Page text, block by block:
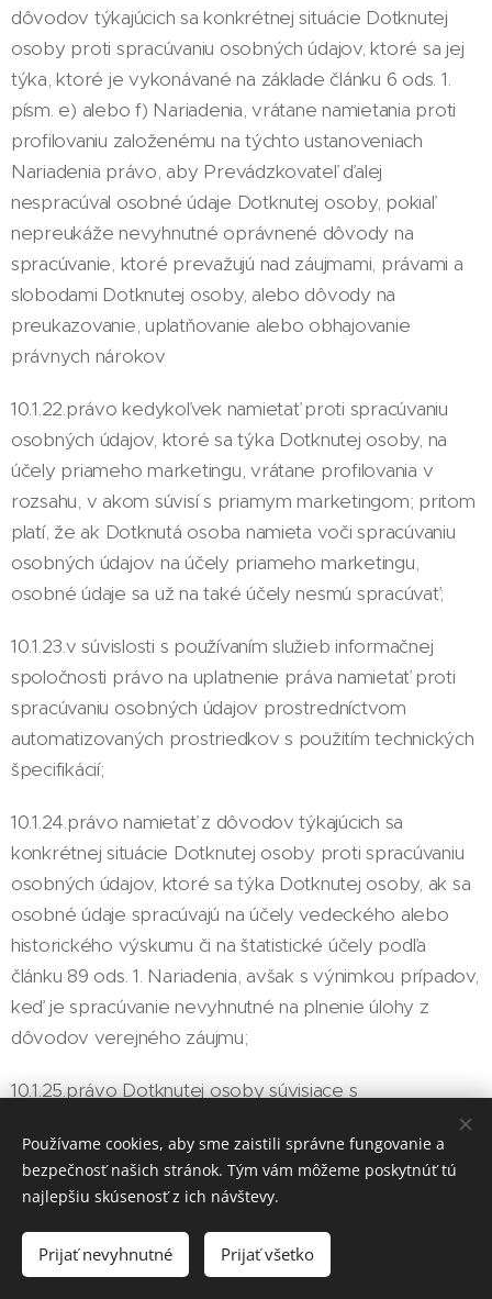
dôvodov týkajúcich sa konkrétnej situácie Dotknutej
osoby proti spracúvaniu osobných údajov, ktoré sa jej
týka, ktoré je vykonávané na základe článku 6 ods. 1.
písm. e) alebo f) Nariadenia, vrátane namietania proti
profilovaniu založenému na týchto ustanoveniach
Nariadenia právo, aby Prevádzkovateľ ďalej
nespracúval osobné údaje Dotknutej osoby, pokiaľ
nepreukáže nevyhnutné oprávnené dôvody na
spracúvanie, ktoré prevažujú nad záujmami, právami a
slobodami Dotknutej osoby, alebo dôvody na
preukazovanie, uplatňovanie alebo obhajovanie
právnych nárokov
10.1.22.právo kedykoľvek namietať proti spracúvaniu
osobných údajov, ktoré sa týka Dotknutej osoby, na
účely priameho marketingu, vrátane profilovania v
rozsahu, v akom súvisí s priamym marketingom; pritom
platí, že ak Dotknutá osoba namieta voči spracúvaniu
osobných údajov na účely priameho marketingu,
osobné údaje sa už na také účely nesmú spracúvať;
10.1.23.v súvislosti s používaním služieb informačnej
spoločnosti právo na uplatnenie práva namietať proti
spracúvaniu osobných údajov prostredníctvom
automatizovaných prostriedkov s použitím technických
špecifikácií;
10.1.24.právo namietať z dôvodov týkajúcich sa
konkrétnej situácie Dotknutej osoby proti spracúvaniu
osobných údajov, ktoré sa týka Dotknutej osoby, ak sa
osobné údaje spracúvajú na účely vedeckého alebo
historického výskumu či na štatistické účely podľa
článku 89 ods. 1. Nariadenia, avšak s výnimkou prípadov,
keď je spracúvanie nevyhnutné na plnenie úlohy z
dôvodov verejného záujmu;
10.1.25.právo Dotknutej osoby súvisiace s
článku 22 Nariadenia, ktorého obsahom je:
10.1.26.právo, aby sa na Dotknutú osobu nevzťahovalo
rozhodnutie, ktoré je založené výlučne na
automatizovanom spracúvaní osobných údajov, vrátane
Používame cookies, aby sme zaistili správne fungovanie a
bezpečnosť našich stránok. Tým vám môžeme poskytnúť tú
najlepšiu skúsenosť z ich návštevy.
Prijať nevyhnutné Prijať všetko